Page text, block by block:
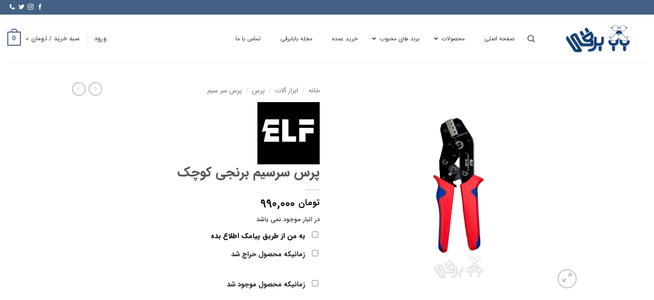
to
content
صفحه اصلی محصولات برند های محبوب خرید عمده مجله بابابرقی تماس با ما ورود سبد خرید /تومان 0
خانه / ابزار آلات / پرس / پرس سر سیم
پرس سرسیم برنجی کوچک
تومان
در انبار موجود نمی باشد
به من از طریق پیامک اطلاع بده
زمانیکه محصول حراج شد
زمانیکه محصول موجود شد